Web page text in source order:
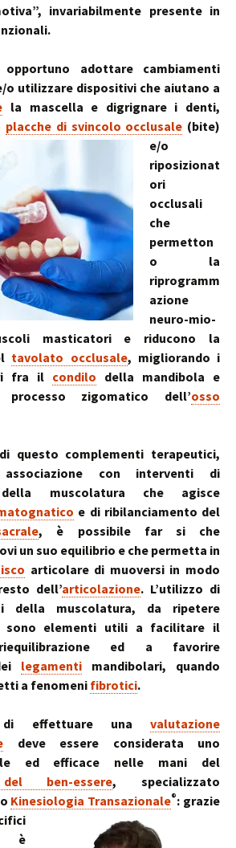
invariabilmente presente in
adottare cambiamenti
o utilizzare dispositivi che aiutano a
la mascella e digrignare i denti,
placche di svincolo occlusale (bite)
e/o
riposizionat
ori
occlusali
che
permetton
o la
riprogramm
azione
neuro-mio-
masticatori e riducono la
tavolato occlusale, migliorando i
fra il condilo della mandibola e
zigomatico dell’osso
questo complementi terapeutici,
con interventi di
della muscolatura che agisce
e di ribilanciamento del
, è possibile far si che
un suo equilibrio e che permetta in
articolare di muoversi in modo
dell’articolazione. L’utilizzo di
della muscolatura, da ripetere
sono elementi utili a facilitare il
ed a favorire
legamenti mandibolari, quando
a fenomeni fibrotici.
di effettuare una valutazione
deve essere considerata uno
ed efficace nelle mani del
ben-essere, specializzato
Kinesiologia Transazionale®: grazie